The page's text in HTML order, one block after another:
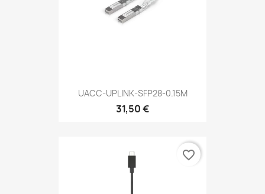
UACC-UPLINK-SFP28-0.15M
31,50 €
favorite_border